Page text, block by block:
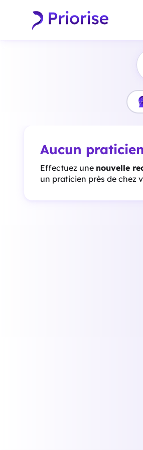
Aucun
Effectuez une nouvelle
un praticien près de chez